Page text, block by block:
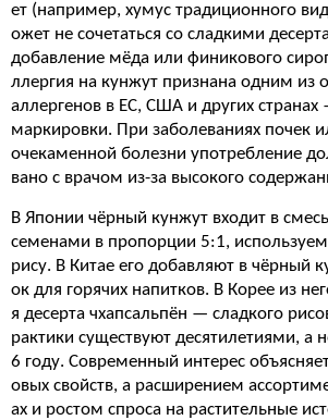
ет (например, хумус традиционного
ожет не сочетаться со сладкими
добавление мёда или финикового
ллергия на кунжут признана одним из
аллергенов в ЕС, США и других странах
маркировки. При заболеваниях почек
очекаменной болезни употребление
вано с врачом из-за высокого
В Японии чёрный кунжут входит в
семенами в пропорции 5:1,
рису. В Китае его добавляют в чёрный
ок для горячих напитков. В Корее из
я десерта чхапсальпён — сладкого
рактики существуют десятилетиями, а
6 году. Современный интерес
овых свойств, а расширением
ах и ростом спроса на растительные